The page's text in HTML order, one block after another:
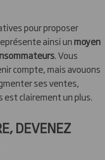
pour proposer
ainsi unmoyen
. Vous
compte, mais avouons
ses ventes,
clairement un plus.
DEVENEZ